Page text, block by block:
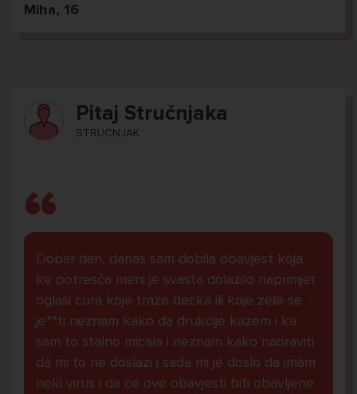
Miha, 16
Pitaj Stručnjaka
STRUCNJAK
Dobar dan, danas sam dobila obavjest koja
ke potresča meni je svasta dolazilo naprimjer
oglasi cura koje traze decka ili koje zele se
je**ti neznam kako da drukcije kazem i ka
sam to stalno micala i neznam kako naoraviti
da mi to ne doslazi i sada mi je doslo da imam
neki virus i da ce ove obavjesti biti obavljene